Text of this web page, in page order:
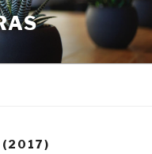
(2017)